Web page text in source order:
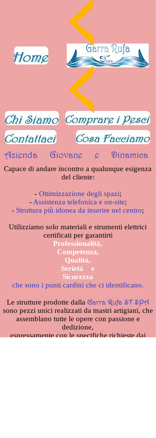
Capace di andare incontro a qualunque esigenza
del cliente:
- Ottimizzazione degli spazi;
- Assistenza telefonica e on-site;
- Struttura più idonea da inserire nel centro;
Utilizziamo solo materiali e strumenti elettrici
certificati per garantirti
Professionalità,
Competenza,
Qualità,
Serietà e
Sicurezza
che sono i punti cardini che ci identificano.
Le strutture prodotte dalla Garra Rufa ST SPA
sono pezzi unici realizzati da mastri artigiani, che
assemblano tutte le opere con passione e
dedizione,
espressamente con le specifiche richieste dai
Azienda Giovane e Dinamica